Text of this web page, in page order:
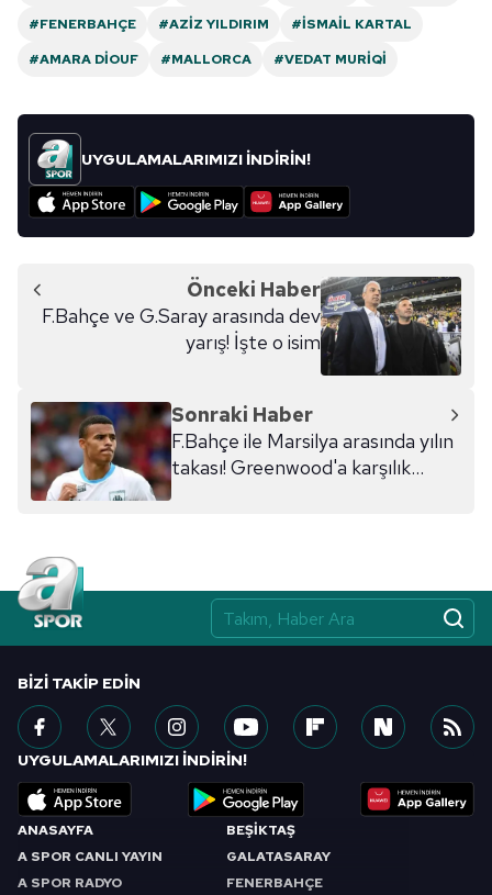
#FENERBAHÇE
#AZIZ YILDIRIM
#İSMAIL KARTAL
#AMARA DIOUF
#MALLORCA #VEDAT MURIQI
UYGULAMALARIMIZI İNDİRİN!
Önceki Haber
F.Bahçe ve G.Saray arasında dev
yarış! İşte o isim
Sonraki Haber
F.Bahçe ile Marsilya arasında yılın
takası! Greenwood'a karşılık...
ANASAYFA
A SPOR CANLI YAYIN
A SPOR RADYO
BEŞİKTAŞ
GALATASARAY
FENERBAHÇE
BIZI TAKIP EDIN
UYGULAMALARIMIZI İNDİRİN!